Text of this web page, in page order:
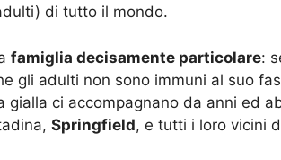
di tutto il mondo.
famiglia decisamente particolare:
gli adulti non sono immuni al suo
gialla ci accompagnano da anni ed
Springfield, e tutti i loro vicini